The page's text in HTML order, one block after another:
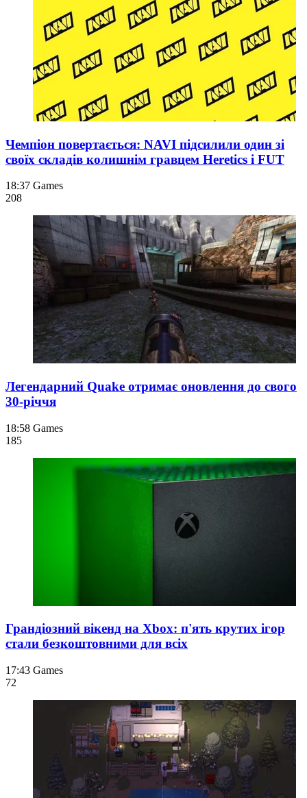
Чемпіон повертається: NAVI підсилили один зі
своїх складів колишнім гравцем Heretics і FUT
18:37 Games
208
Легендарний Quake отримає оновлення до свого
30-річчя
18:58 Games
185
Грандіозний вікенд на Xbox: п'ять крутих ігор
стали безкоштовними для всіх
17:43 Games
72